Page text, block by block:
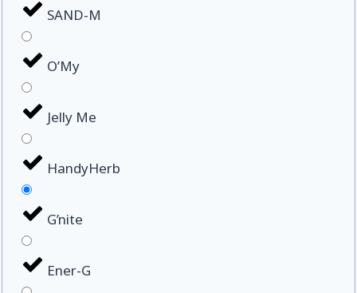
SAND-M
O’My
Jelly Me
HandyHerb
G’nite
Ener-G